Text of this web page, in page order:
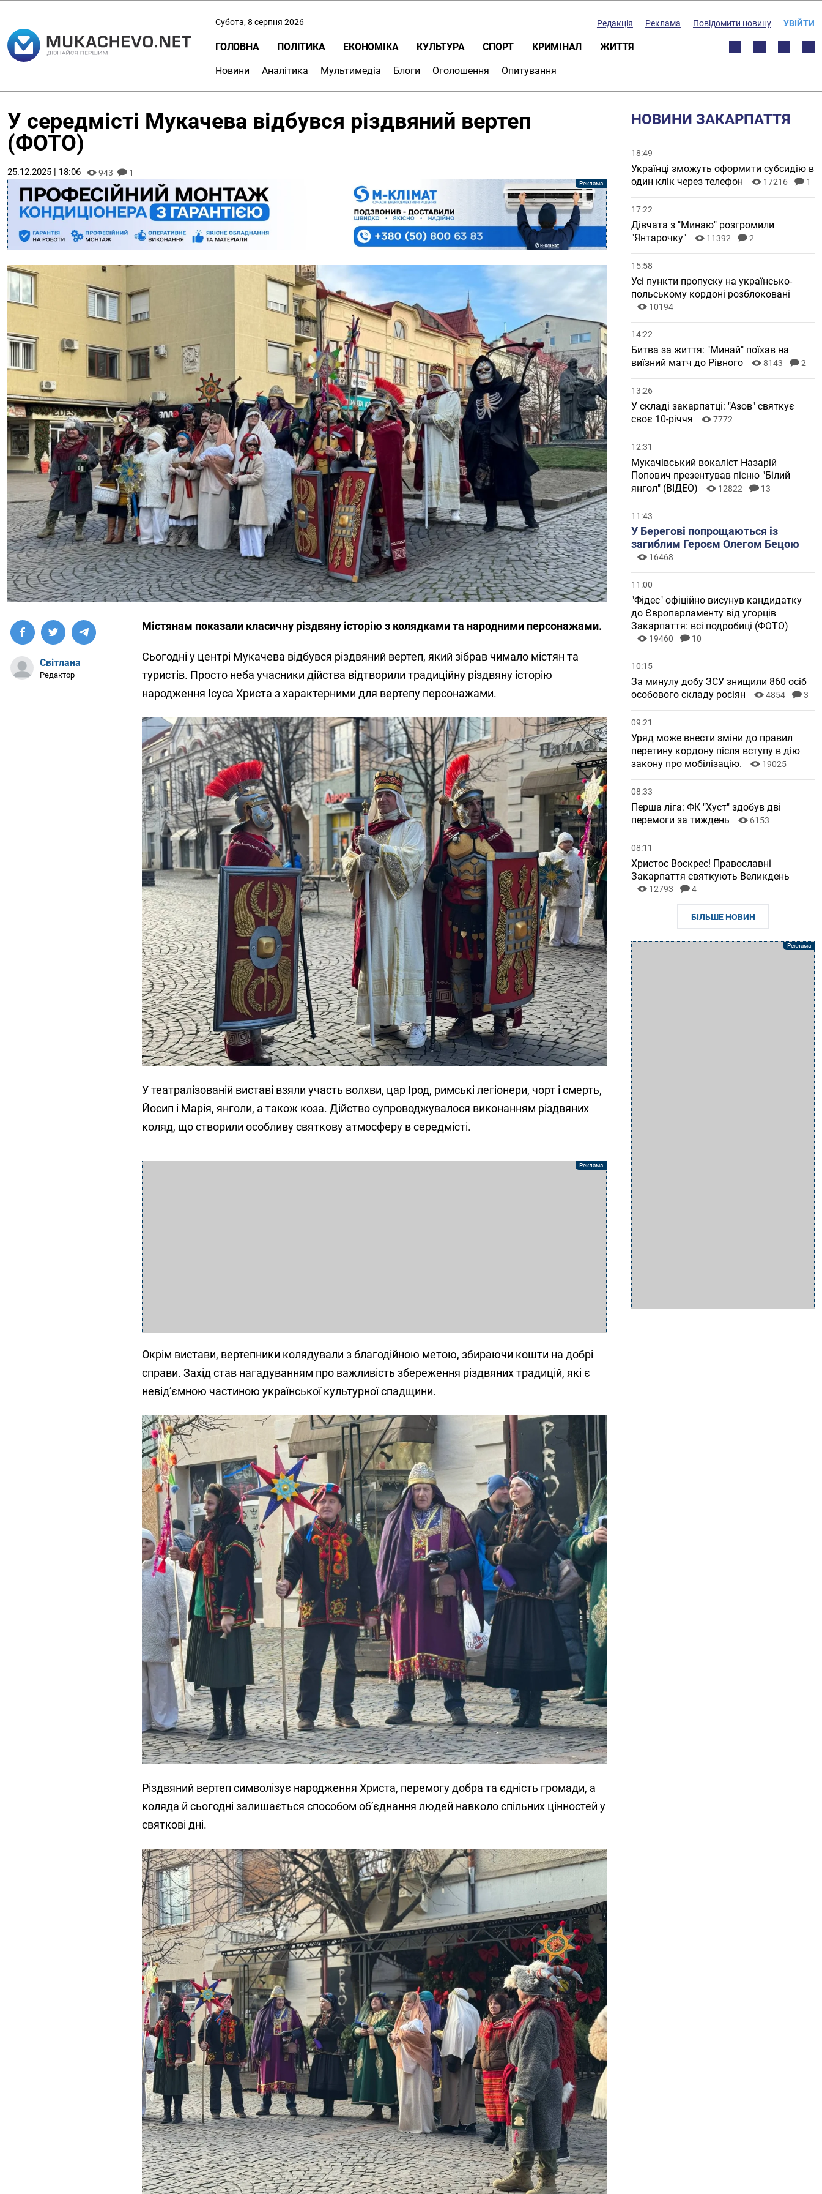
Субота, 8 серпня 2026 Редакція Реклама Повідомити новину УВІЙТИ
ГОЛОВНА ПОЛІТИКА ЕКОНОМІКА КУЛЬТУРА СПОРТ КРИМІНАЛ ЖИТТЯ
Новини Аналітика Мультимедіа Блоги Оголошення Опитування
У середмісті Мукачева відбувся різдвяний вертеп
(ФОТО)
25.12.2025 | 18:06 943 1
Світлана
Редактор
Містянам показали класичну різдвяну історію з колядками та народними персонажами.
Сьогодні у центрі Мукачева відбувся різдвяний вертеп, який зібрав чимало містян та
туристів. Просто неба учасники дійства відтворили традиційну різдвяну історію
народження Ісуса Христа з характерними для вертепу персонажами.
У театралізованій виставі взяли участь волхви, цар Ірод, римські легіонери, чорт і смерть,
Йосип і Марія, янголи, а також коза. Дійство супроводжувалося виконанням різдвяних
коляд, що створили особливу святкову атмосферу в середмісті.
Окрім вистави, вертепники колядували з благодійною метою, збираючи кошти на добрі
справи. Захід став нагадуванням про важливість збереження різдвяних традицій, які є
невід’ємною частиною української культурної спадщини.
Різдвяний вертеп символізує народження Христа, перемогу добра та єдність громади, а
коляда й сьогодні залишається способом об’єднання людей навколо спільних цінностей у
святкові дні.
НОВИНИ ЗАКАРПАТТЯ
18:49
Українці зможуть оформити субсидію в
один клік через телефон
17216 1
17:22
Дівчата з "Минаю" розгромили
"Янтарочку"
11392 2
15:58
Усі пункти пропуску на українсько-
польському кордоні розблоковані
10194
14:22
Битва за життя: "Минай" поїхав на
виїзний матч до Рівного
8143 2
13:26
У складі закарпатці: "Азов" святкує
своє 10-річчя
7772
12:31
Мукачівський вокаліст Назарій
Попович презентував пісню "Білий
янгол" (ВІДЕО)
12822 13
11:43
У Берегові попрощаються із
загиблим Героєм Олегом Бецою
16468
11:00
"Фідес" офіційно висунув кандидатку
до Європарламенту від угорців
Закарпаття: всі подробиці (ФОТО)
19460 10
10:15
За минулу добу ЗСУ знищили 860 осіб
особового складу росіян
4854 3
09:21
Уряд може внести зміни до правил
перетину кордону після вступу в дію
закону про мобілізацію.
19025
08:33
Перша ліга: ФК "Хуст" здобув дві
перемоги за тиждень
6153
08:11
Христос Воскрес! Православні
Закарпаття святкують Великдень
12793 4
БІЛЬШЕ НОВИН